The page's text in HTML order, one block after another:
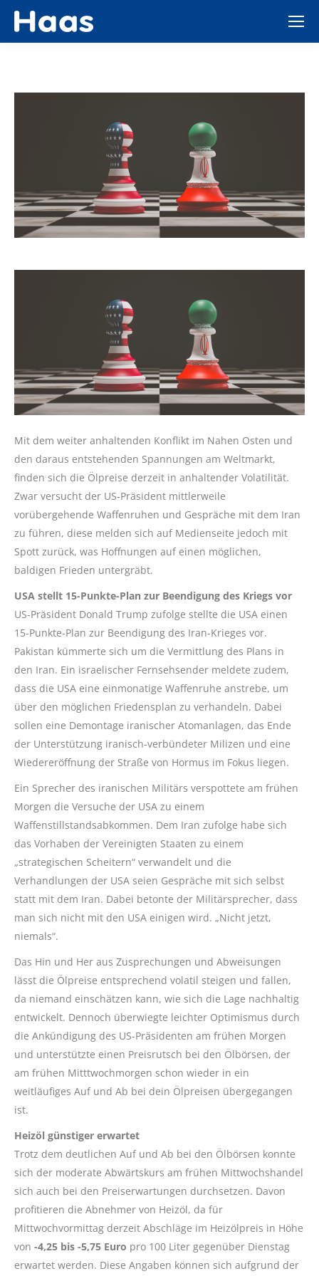
Mit dem weiter anhaltenden Konflikt im Nahen Osten und
den daraus entstehenden Spannungen am Weltmarkt,
finden sich die Ölpreise derzeit in anhaltender Volatilität.
Zwar versucht der US-Präsident mittlerweile
vorübergehende Waffenruhen und Gespräche mit dem Iran
zu führen, diese melden sich auf Medienseite jedoch mit
Spott zurück, was Hoffnungen auf einen möglichen,
baldigen Frieden untergräbt.
USA stellt 15-Punkte-Plan zur Beendigung des Kriegs vor
US-Präsident Donald Trump zufolge stellte die USA einen
15-Punkte-Plan zur Beendigung des Iran-Krieges vor.
Pakistan kümmerte sich um die Vermittlung des Plans in
den Iran. Ein israelischer Fernsehsender meldete zudem,
dass die USA eine einmonatige Waffenruhe anstrebe, um
über den möglichen Friedensplan zu verhandeln. Dabei
sollen eine Demontage iranischer Atomanlagen, das Ende
der Unterstützung iranisch-verbündeter Milizen und eine
Wiedereröffnung der Straße von Hormus im Fokus liegen.
Ein Sprecher des iranischen Militärs verspottete am frühen
Morgen die Versuche der USA zu einem
Waffenstillstandsabkommen. Dem Iran zufolge habe sich
das Vorhaben der Vereinigten Staaten zu einem
„strategischen Scheitern“ verwandelt und die
Verhandlungen der USA seien Gespräche mit sich selbst
statt mit dem Iran. Dabei betonte der Militärsprecher, dass
man sich nicht mit den USA einigen wird. „Nicht jetzt,
niemals“.
Das Hin und Her aus Zusprechungen und Abweisungen
lässt die Ölpreise entsprechend volatil steigen und fallen,
da niemand einschätzen kann, wie sich die Lage nachhaltig
entwickelt. Dennoch überwiegte leichter Optimismus durch
die Ankündigung des US-Präsidenten am frühen Morgen
und unterstützte einen Preisrutsch bei den Ölbörsen, der
am frühen Mitttwochmorgen schon wieder in ein
weitläufiges Auf und Ab bei dein Ölpreisen übergegangen
ist.
Heizöl günstiger erwartet
Trotz dem deutlichen Auf und Ab bei den Ölbörsen konnte
sich der moderate Abwärtskurs am frühen Mittwochshandel
sich auch bei den Preiserwartungen durchsetzen. Davon
profitieren die Abnehmer von Heizöl, da für
Mittwochvormittag derzeit Abschläge im Heizölpreis in Höhe
von -4,25 bis -5,75 Euro pro 100 Liter gegenüber Dienstag
erwartet werden. Diese Angaben können sich aufgrund der